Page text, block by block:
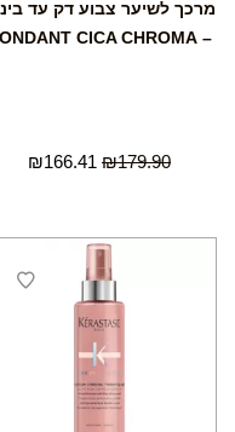
מרכך לשיער צבוע דק עד
– FONDANT CICA CHROMA
₪179.90
₪166.41